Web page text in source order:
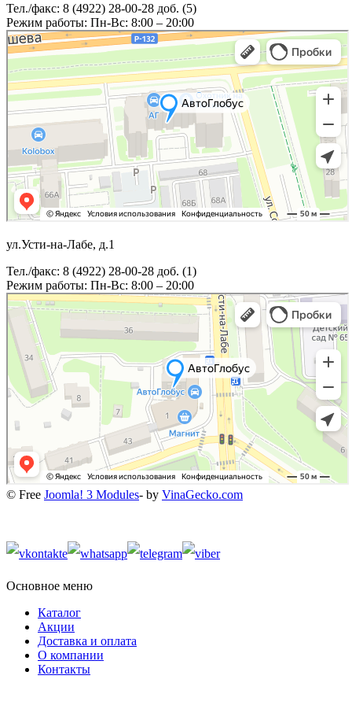
Тел./факс: 8 (4922) 28-00-28 доб. (5)
Режим работы: Пн-Вс: 8:00 – 20:00
ул.Усти-на-Лабе, д.1
Тел./факс: 8 (4922) 28-00-28 доб. (1)
Режим работы: Пн-Вс: 8:00 – 20:00
© Free Joomla! 3 Modules- by VinaGecko.com
Основное меню
Каталог
Акции
Доставка и оплата
О компании
Контакты